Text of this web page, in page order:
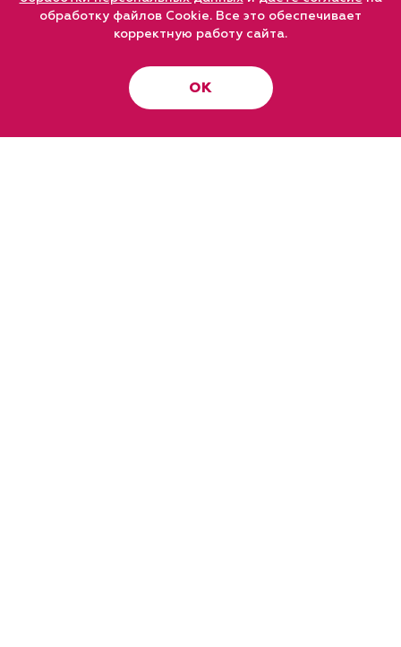
обработку файлов Cookie. Все это обеспечивает
корректную работу сайта.
ОК